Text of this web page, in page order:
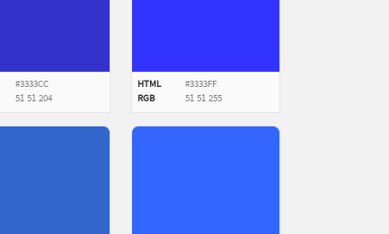
#3333CC
51 51 204
HTML
#3333FF
RGB
51 51 255